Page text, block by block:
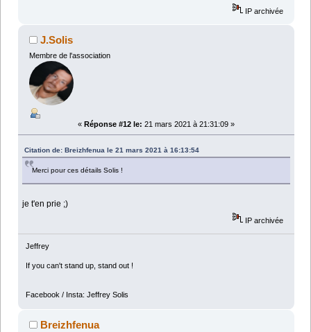
IP archivée
J.Solis
Membre de l'association
« Réponse #12 le: 21 mars 2021 à 21:31:09 »
Citation de: Breizhfenua le 21 mars 2021 à 16:13:54
Merci pour ces détails Solis !
je t'en prie ;)
IP archivée
Jeffrey
If you can't stand up, stand out !
Facebook / Insta: Jeffrey Solis
Breizhfenua